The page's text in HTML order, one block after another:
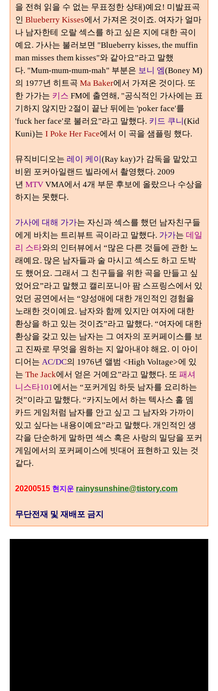
을 전혀 읽을 수 없는 무표정한 상태)예요! 미발표곡
인 Blueberry Kisses에서 가져온 것이죠. 여자가 얼마
나 남자한테 오랄 섹스를 하고 싶은 지에 대한 곡이
예요. 가사는 불러보면 "Blueberry kisses, the muffin
man misses them kisses"와 같아요”라고 말했
다. "Mum-mum-mum-mah" 부분은 보니 엠(Boney M)
의 1977년 히트곡 Ma Baker에서 가져온 것이다. 또
한 가가는 키스 FM에 출연해, "공식적인 가사에는 표
기하지 않지만 2절이 끝난 뒤에는 'poker face'를
'fuck her face'로 불러요"라고 말했다. 키드 쿠니(Kid
Kuni)는 I Poke Her Face에서 이 곡을 샘플링 했다.
뮤직비디오는 레이 케이(Ray kay)가 감독을 맡았고
비윈 포커아일랜드 빌라에서 촬영했다. 2009
년 MTV VMA에서 4개 부문 후보에 올랐으나 수상을
하지는 못했다.
가사에 대해 가가는 자신과 섹스를 했던 남자친구들
에게 바치는 트리뷰트 곡이라고 말했다. 가가는 데일
리 스타와의 인터뷰에서 “많은 다른 것들에 관한 노
래예요. 많은 남자들과 술 마시고 섹스도 하고 도박
도 했어요. 그래서 그 친구들을 위한 곡을 만들고 싶
었어요”라고 말했고 캘리포니아 팜 스프링스에서 있
었던 공연에서는 “양성애에 대한 개인적인 경험을
노래한 것이예요. 남자와 함께 있지만 여자에 대한
환상을 하고 있는 것이죠”라고 말했다. “여자에 대한
환상을 갖고 있는 남자는 그 여자의 포커페이스를 보
고 진짜로 무엇을 원하는 지 알아내야 해요. 이 아이
디어는 AC/DC의 1976년 앨범 <High Voltage>에 있
는 The Jack에서 얻은 거예요”라고 말했다. 또 패셔
니스타101에서는 “포커게임 하듯 남자를 요리하는
것”이라고 말했다. “카지노에서 하는 텍사스 홀 뎀
카드 게임처럼 남자를 안고 싶고 그 남자와 가까이
있고 싶다는 내용이예요”라고 말했다. 개인적인 생
각을 단순하게 말하면 섹스 혹은 사랑의 밀당을 포커
게임에서의 포커페이스에 빗대어 표현하고 있는 것
같다.
20200515 현지운 rainysunshine@tistory.com
무단전재 및 재배포 금지